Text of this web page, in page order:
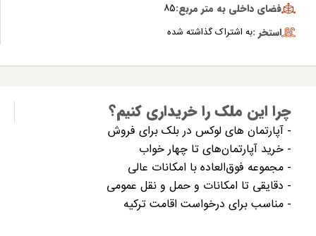
فضای داخلی به متر مربع:85
استخر :به اشتراک گذاشته شده
چرا این ملک را خریداری کنیم؟
- آپارتمان های لوکس در بلک برای فروش
- خرید آپارتمان‌های تا چهار خواب
- مجموعه فوق‌العاده با امکانات عالی
- دقایقی تا امکانات و حمل و نقل عمومی
- مناسب برای درخواست اقامت ترکیه